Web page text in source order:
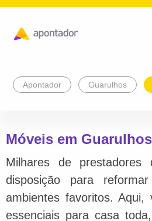
Apontador Guarulhos
Móveis em
Milhares de
disposição para
ambientes favoritos. Aqui,
essenciais para casa